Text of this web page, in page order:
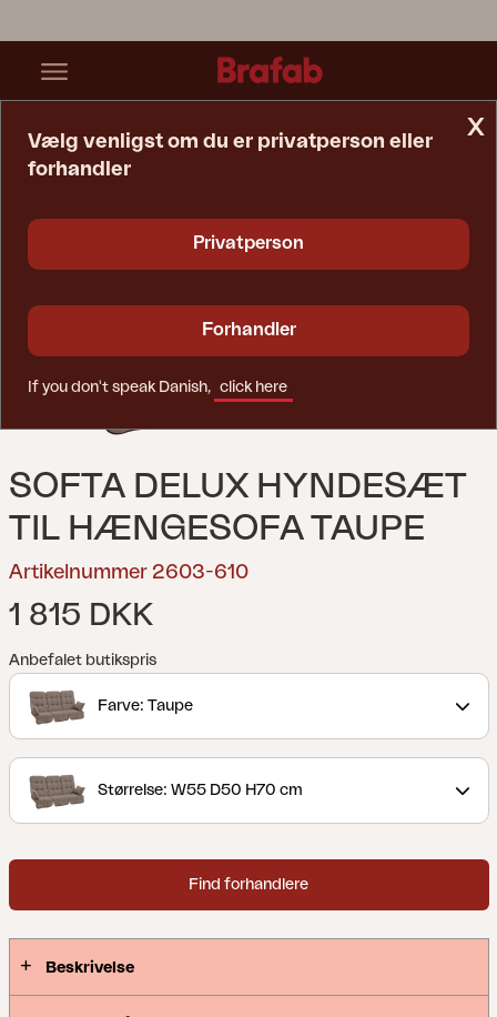
SOFTA DELUX HYNDESÆT
TIL HÆNGESOFA TAUPE
Artikelnummer 2603-610
1 815 DKK
Anbefalet butikspris
Farve: Taupe
Størrelse: W55 D50 H70 cm
Find forhandlere
Beskrivelse
x
Vælg venligst om du er privatperson eller
forhandler
Privatperson
Forhandler
If you don't speak Danish, click here